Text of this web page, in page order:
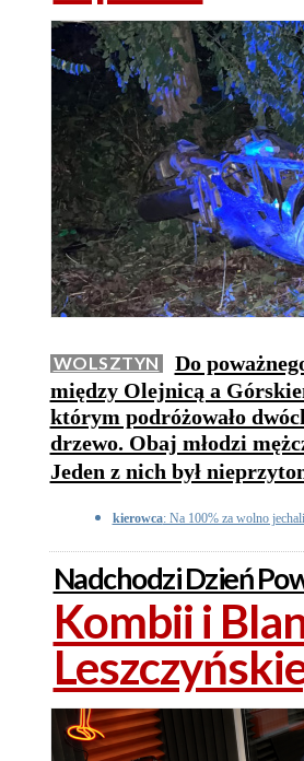
WOLSZTYN
Do
między Olejnicą a
którym podróżowało
drzewo. Obaj młodzi
Jeden z nich był
kierowca: Na 100% za wolno
Nadchodzi Dzień
Kombii i